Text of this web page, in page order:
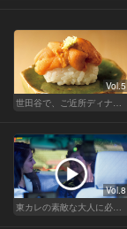
Vol.5
世田谷で、ご近所ディナーを楽しもう！
Vol.8
東カレの素敵な大人に必要なこと